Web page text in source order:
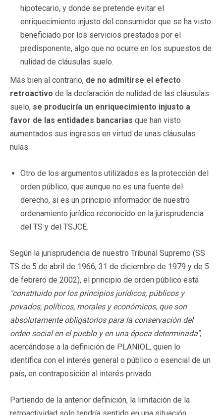
hipotecario, y donde se pretende evitar el
enriquecimiento injusto del consumidor que se ha visto
beneficiado por los servicios prestados por el
predisponente, algo que no ocurre en los supuestos de
nulidad de cláusulas suelo.
Más bien al contrario, de no admitirse el efecto
retroactivo de la declaración de nulidad de las cláusulas
suelo, se produciría un enriquecimiento injusto a
favor de las entidades bancarias que han visto
aumentados sus ingresos en virtud de unas cláusulas
nulas.
Otro de los argumentos utilizados es la protección del
orden público, que aunque no es una fuente del
derecho, si es un principio informador de nuestro
ordenamiento jurídico reconocido en la jurisprudencia
del TS y del TSJCE.
Según la jurisprudencia de nuestro Tribunal Supremo (SS
TS de 5 de abril de 1966, 31 de diciembre de 1979 y de 5
de febrero de 2002), el principio de orden público está
"constituido por los principios jurídicos, públicos y
privados, políticos, morales y económicos, que son
absolutamente obligatorios para la conservación del
orden social en el pueblo y en una época determinada";
acercándose a la definición de PLANIOL, quien lo
identifica con el interés general o público o esencial de un
país, en contraposición al interés privado.
Partiendo de la anterior definición, la limitación de la